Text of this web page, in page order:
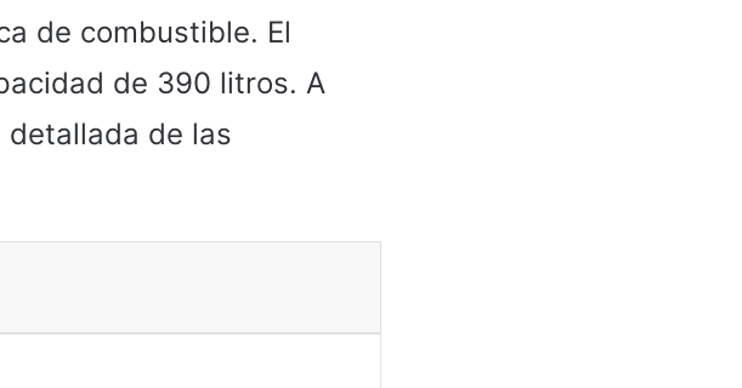
de combustible. El
de 390 litros. A
de las